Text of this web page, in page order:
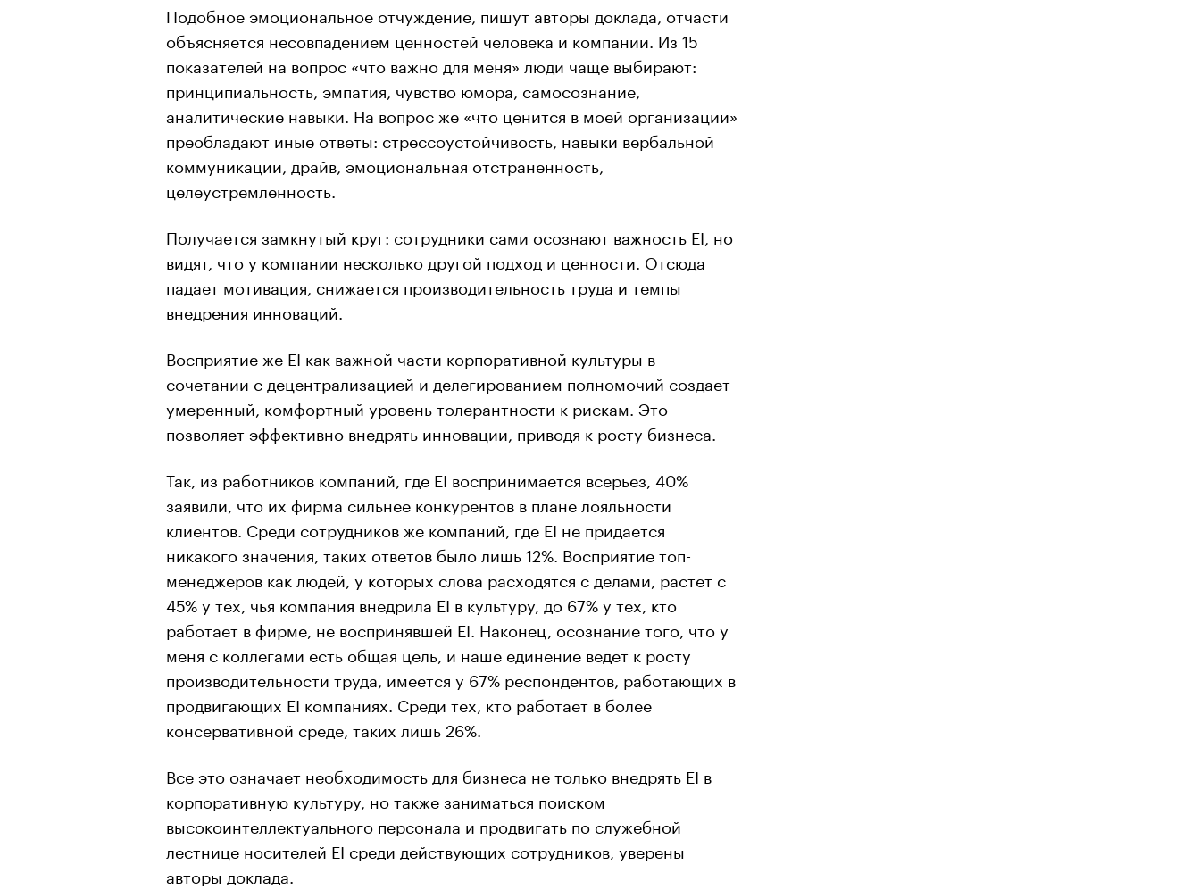
Подобное эмоциональное отчуждение, пишут авторы доклада, отчасти
объясняется несовпадением ценностей человека и компании. Из 15
показателей на вопрос «что важно для меня» люди чаще выбирают:
принципиальность, эмпатия, чувство юмора, самосознание,
аналитические навыки. На вопрос же «что ценится в моей организации»
преобладают иные ответы: стрессоустойчивость, навыки вербальной
коммуникации, драйв, эмоциональная отстраненность,
целеустремленность.
Получается замкнутый круг: сотрудники сами осознают важность EI, но
видят, что у компании несколько другой подход и ценности. Отсюда
падает мотивация, снижается производительность труда и темпы
внедрения инноваций.
Восприятие же EI как важной части корпоративной культуры в
сочетании с децентрализацией и делегированием полномочий создает
умеренный, комфортный уровень толерантности к рискам. Это
позволяет эффективно внедрять инновации, приводя к росту бизнеса.
Так, из работников компаний, где EI воспринимается всерьез, 40%
заявили, что их фирма сильнее конкурентов в плане лояльности
клиентов. Среди сотрудников же компаний, где EI не придается
никакого значения, таких ответов было лишь 12%. Восприятие топ-
менеджеров как людей, у которых слова расходятся с делами, растет с
45% у тех, чья компания внедрила EI в культуру, до 67% у тех, кто
работает в фирме, не воспринявшей EI. Наконец, осознание того, что у
меня с коллегами есть общая цель, и наше единение ведет к росту
производительности труда, имеется у 67% респондентов, работающих в
продвигающих EI компаниях. Среди тех, кто работает в более
консервативной среде, таких лишь 26%.
Все это означает необходимость для бизнеса не только внедрять EI в
корпоративную культуру, но также заниматься поиском
высокоинтеллектуального персонала и продвигать по служебной
лестнице носителей EI среди действующих сотрудников, уверены
авторы доклада.